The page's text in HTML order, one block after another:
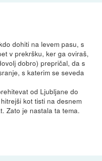
dohiti na levem pasu, s
v prekršku, ker ga oviraš,
dobro) prepričal, da s
s katerim se seveda
od Ljubljane do
kot tisti na desnem
Zato je nastala ta tema.